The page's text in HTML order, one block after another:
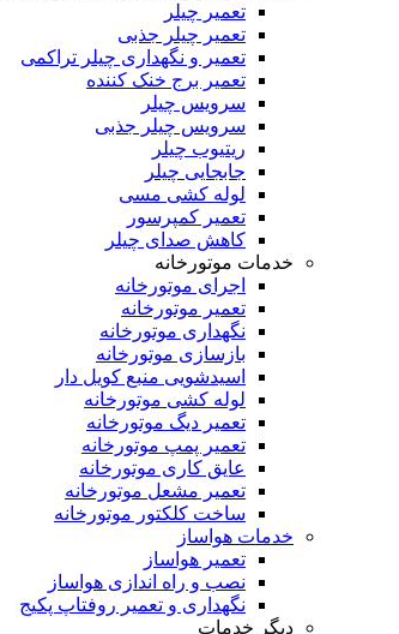
تعمیر چیلر
تعمیر چیلر جذبی
تعمیر و نگهداری چیلر تراکمی
تعمیر برج خنک کننده
سرویس چیلر
سرویس چیلر جذبی
ریتیوب چیلر
جابجایی چیلر
لوله کشی مسی
تعمیر کمپرسور
کاهش صدای چیلر
خدمات موتورخانه
اجرای موتورخانه
تعمیر موتورخانه
نگهداری موتورخانه
بازسازی موتورخانه
اسیدشویی منبع کویل دار
لوله کشی موتورخانه
تعمیر دیگ موتورخانه
تعمیر پمپ موتورخانه
عایق کاری موتورخانه
تعمیر مشعل موتورخانه
ساخت کلکتور موتورخانه
خدمات هواساز
تعمیر هواساز
نصب و راه اندازی هواساز
نگهداری و تعمیر روفتاپ پکیج
دیگر خدمات